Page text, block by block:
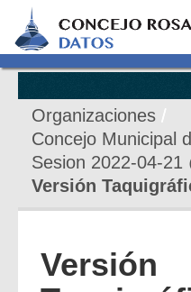
Organizaciones
Concejo Municipal
Sesion 2022-04-21
Versión
Versión